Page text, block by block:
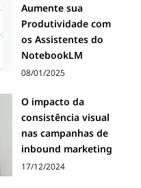
Aumente sua
Produtividade com
os Assistentes do
NotebookLM
08/01/2025
O impacto da
consistência visual
nas campanhas de
inbound marketing
17/12/2024